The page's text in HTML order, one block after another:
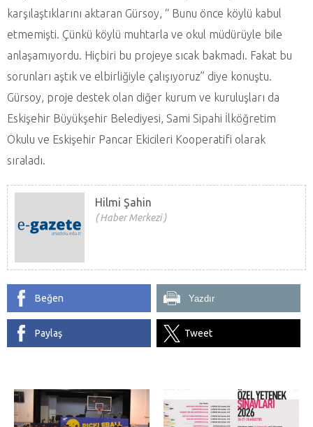
karşılaştıklarını aktaran Gürsoy, “ Bunu önce köylü kabul
etmemişti. Çünkü köylü muhtarla ve okul müdürüyle bile
anlaşamıyordu. Hiçbiri bu projeye sıcak bakmadı. Fakat bu
sorunları aştık ve elbirliğiyle çalışıyoruz” diye konuştu.
Gürsoy, proje destek olan diğer kurum ve kuruluşları da
Eskişehir Büyükşehir Belediyesi, Sami Sipahi İlköğretim
Okulu ve Eskişehir Pancar Ekicileri Kooperatifi olarak
sıraladı.
Hilmi Şahin
Haber Merkezi
Beğen Yazdır
Paylaş Tweet